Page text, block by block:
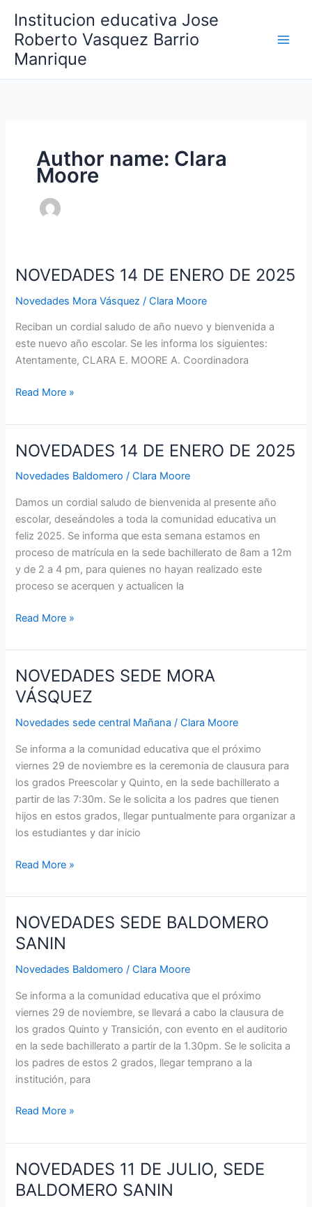
content
Institucion educativa Jose
Roberto Vasquez Barrio
Manrique
Author name: Clara
Moore
NOVEDADES 14 DE ENERO DE 2025
Novedades Mora Vásquez /Clara Moore
Reciban un cordial saludo de año nuevo y bienvenida a
este nuevo año escolar. Se les informa los siguientes:
Atentamente, CLARA E. MOORE A. Coordinadora
NOVEDADES
DE
ENERO
DE
2025
Read More »
NOVEDADES 14 DE ENERO DE 2025
Novedades Baldomero /Clara Moore
Damos un cordial saludo de bienvenida al presente año
escolar, deseándoles a toda la comunidad educativa un
feliz 2025. Se informa que esta semana estamos en
proceso de matrícula en la sede bachillerato de 8am a 12m
y de 2 a 4 pm, para quienes no hayan realizado este
proceso se acerquen y actualicen la
NOVEDADES
DE
ENERO
DE
2025
Read More »
NOVEDADES SEDE MORA
VÁSQUEZ
Novedades sede central Mañana /Clara Moore
Se informa a la comunidad educativa que el próximo
viernes 29 de noviembre es la ceremonia de clausura para
los grados Preescolar y Quinto, en la sede bachillerato a
partir de las 7:30m. Se le solicita a los padres que tienen
hijos en estos grados, llegar puntualmente para organizar a
los estudiantes y dar inicio
NOVEDADES
SEDE
MORA
VÁSQUEZ
Read More »
NOVEDADES SEDE BALDOMERO
SANIN
Novedades Baldomero /Clara Moore
Se informa a la comunidad educativa que el próximo
viernes 29 de noviembre, se llevará a cabo la clausura de
los grados Quinto y Transición, con evento en el auditorio
en la sede bachillerato a partir de la 1.30pm. Se le solicita a
los padres de estos 2 grados, llegar temprano a la
institución, para
NOVEDADES
SEDE
BALDOMERO
SANIN
Read More »
NOVEDADES 11 DE JULIO, SEDE
BALDOMERO SANIN
NOVEDADES
11
DE